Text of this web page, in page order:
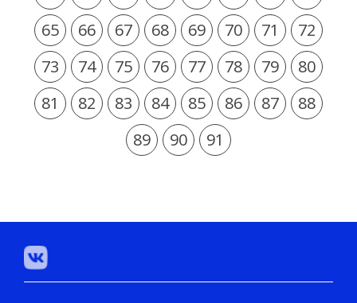
65
66 67 68 69 70 71
72
73
74 75 76 77 78 79
80
81
82 83 84 85 86 87
88
89
90 91